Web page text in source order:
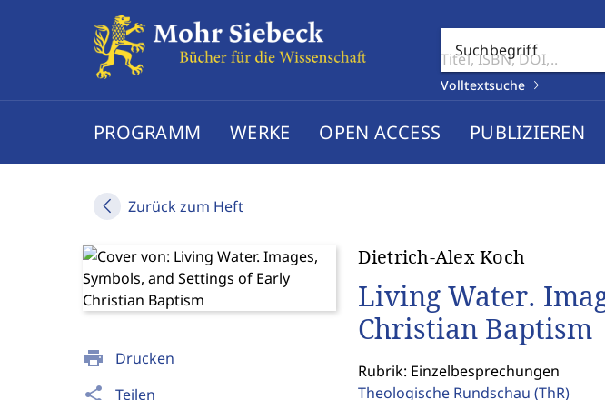
Suchbegriff
Volltextsuche
PROGRAMM WERKE OPEN ACCESS PUBLIZIEREN
Zurück zum Heft
print Drucken
share Teilen
Dietrich-Alex Koch
Living Water.
Christian Baptism
Rubrik: Einzelbesprechungen
Theologische Rundschau (ThR)